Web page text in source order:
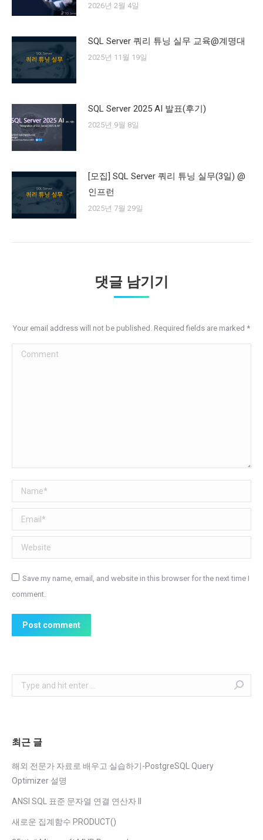
2026년 2월 4일
SQL Server 쿼리 튜닝 실무 교육@계명대
2025년 11월 19일
SQL Server 2025 AI 발표(후기)
2025년 9월 8일
[모집] SQL Server 쿼리 튜닝 실무(3일) @
인프런
2025년 7월 29일
댓글 남기기
Your email address will not be published. Required fields are marked *
Comment
Name *
Email *
Website
Save my name, email, and website in this browser for the next time I
comment.
Post comment
Search:
최근 글
해외 전문가 자료로 배우고 실습하기-PostgreSQL Query
Optimizer 설명
ANSI SQL 표준 문자열 연결 연산자 II
새로운 집계함수 PRODUCT()